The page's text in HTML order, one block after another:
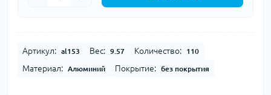
Артикул: al153 Вес: 9.57 Количество: 110
Материал: Алюминий Покрытие: без покрытия